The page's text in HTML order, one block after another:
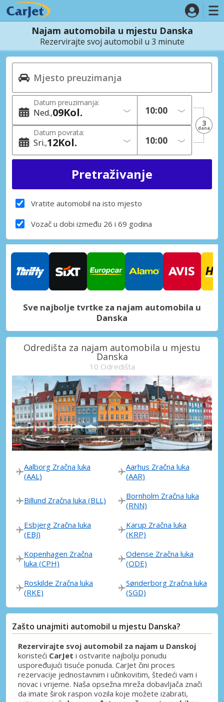
Najam automobila u mjestu Danska
Rezervirajte svoj automobil u 3 minute
Datum preuzimanja:
Ned. 09Kol.
Datum povrata:
Sri. 12Kol.
3
dana
Vratite automobil na isto mjesto
Vozač u dobi između 26 i 69 godina
Sve najbolje tvrtke za najam automobila u
Danska
Odredišta za najam automobila u mjestu
Danska
10 Odredišta
Aalborg Zračna luka
(AAL)
Aarhus Zračna luka
(AAR)
Billund Zračna luka (BLL)
Bornholm Zračna luka
(RNN)
Esbjerg Zračna luka
(EBJ)
Karup Zračna luka
(KRP)
Kopenhagen Zračna
luka (CPH)
Odense Zračna luka
(ODE)
Roskilde Zračna luka
(RKE)
Sønderborg Zračna luka
(SGD)
Zašto unajmiti automobil u mjestu Danska?
Rezervirajte svoj automobil za najam u Danskoj
koristeći CarJet i ostvarite najbolju ponudu
uspoređujući tisuće ponuda. CarJet čini proces
rezervacije jednostavnim i učinkovitim, štedeći vam i
novac i vrijeme. Naša opsežna mreža dobavljača znači
da imate širok raspon vozila koje možete izabrati,